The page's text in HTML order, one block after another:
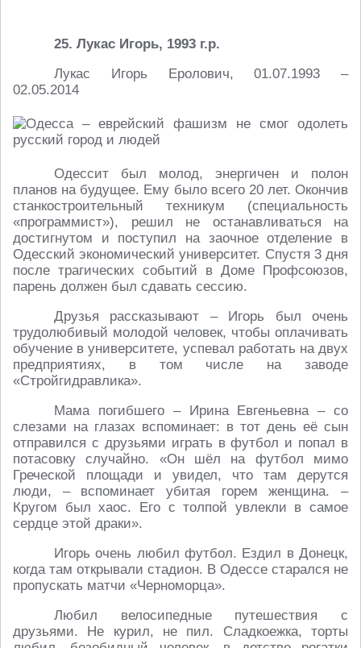
25. Лукас Игорь, 1993 г.р.
Лукас Игорь Еролович, 01.07.1993 –
02.05.2014
Одессит был молод, энергичен и полон
планов на будущее. Ему было всего 20 лет. Окончив
станкостроительный техникум (специальность
«программист»), решил не останавливаться на
достигнутом и поступил на заочное отделение в
Одесский экономический университет. Спустя 3 дня
после трагических событий в Доме Профсоюзов,
парень должен был сдавать сессию.
Друзья рассказывают – Игорь был очень
трудолюбивый молодой человек, чтобы оплачивать
обучение в университете, успевал работать на двух
предприятиях, в том числе на заводе
«Стройгидравлика».
Мама погибшего – Ирина Евгеньевна – со
слезами на глазах вспоминает: в тот день её сын
отправился с друзьями играть в футбол и попал в
потасовку случайно. «Он шёл на футбол мимо
Греческой площади и увидел, что там дерутся
люди, – вспоминает убитая горем женщина. –
Кругом был хаос. Его с толпой увлекли в самое
сердце этой драки».
Игорь очень любил футбол. Ездил в Донецк,
когда там открывали стадион. В Одессе старался не
пропускать матчи «Черноморца».
Любил велосипедные путешествия с
друзьями. Не курил, не пил. Сладкоежка, торты